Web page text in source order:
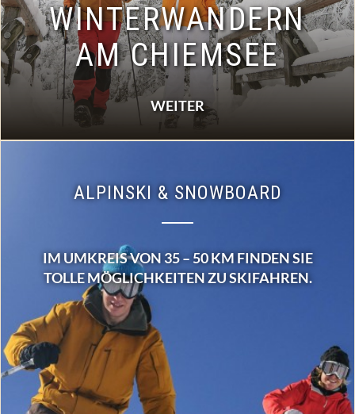
WINTERWANDERN
AM CHIEMSEE
WEITER
ALPINSKI & SNOWBOARD
IM UMKREIS VON 35 – 50 KM FINDEN SIE
TOLLE MÖGLICHKEITEN ZU SKIFAHREN.